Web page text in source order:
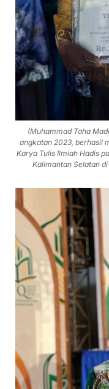
(Muhammad Taha
angkatan 2023, berhasil
Karya Tulis Ilmiah Hadis
Kalimantan Selatan